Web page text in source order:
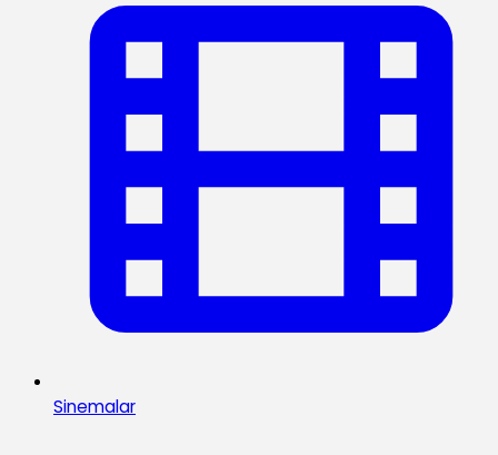
Sinemalar